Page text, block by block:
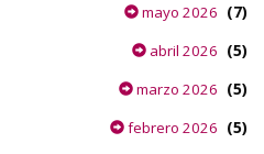
mayo 2026 (7)
abril 2026 (5)
marzo 2026 (5)
febrero 2026 (5)